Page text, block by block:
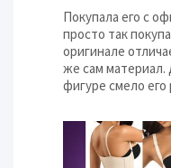
Покупала его с
просто так
оригинале
же сам материал.
фигуре смело